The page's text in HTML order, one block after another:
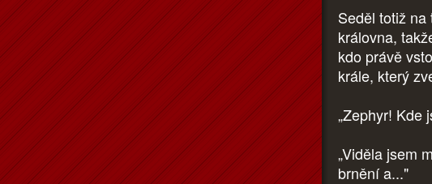
Seděl totiž
královna,
kdo právě
krále, který
„Zephyr! Kde
„Viděla jsem
brnění a..."